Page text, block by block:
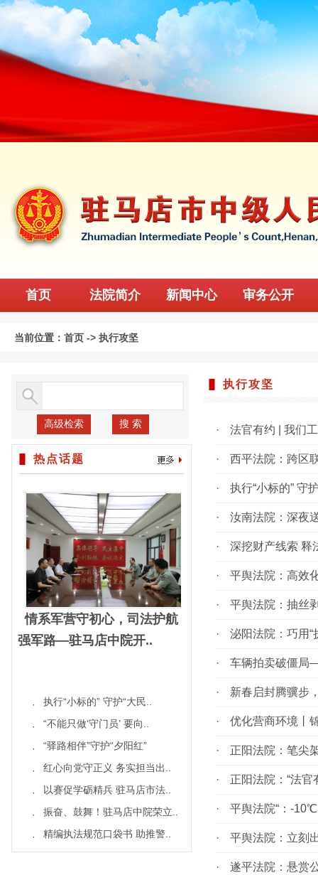
首页 法院简介 新闻中心 审务公开
当前位置： 首页 -> 执行攻坚
高级检索 搜 索
热点话题
情系军营守初心，司法护航
强军路—驻马店中院开..
· 执行“小标的” 守护“大民..
· “不能只做‘守门员’ 要向..
· “驿路相伴”守护“夕阳红”
· 红心向党守正义 务实担当出..
· 以赛促学砺精兵 驻马店市法..
· 振奋、鼓舞！驻马店中院荣立..
· 精编执法规范口袋书 助推警..
执行攻坚
· 法官有约 | 我们
· 西平法院：跨区
· 执行“小标的” 守
· 汝南法院：深夜
· 深挖财产线索
· 平舆法院：高效
· 平舆法院：抽丝
· 泌阳法院：巧用“
· 车辆拍卖破僵局
· 新春启封腾骥步
· 优化营商环境丨
· 正阳法院：笔尖
· 正阳法院：“法官
· 平舆法院“：-
· 平舆法院：立刻
· 遂平法院：悬赏